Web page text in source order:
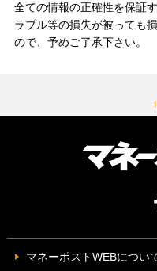
全ての情報の正確性を保証
ラブル等の損失が被っても
ので、予めご了承下さい。
マネーポストWEBについ